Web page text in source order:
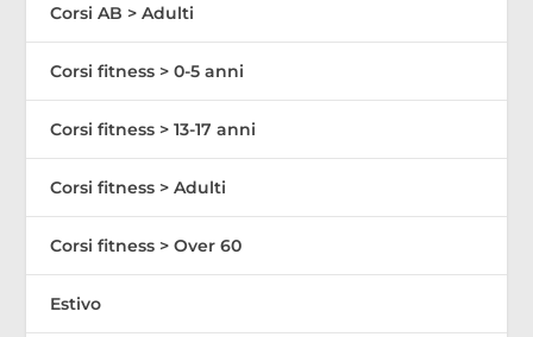
Corsi AB > Adulti
Corsi fitness > 0-5 anni
Corsi fitness > 13-17 anni
Corsi fitness > Adulti
Corsi fitness > Over 60
Estivo